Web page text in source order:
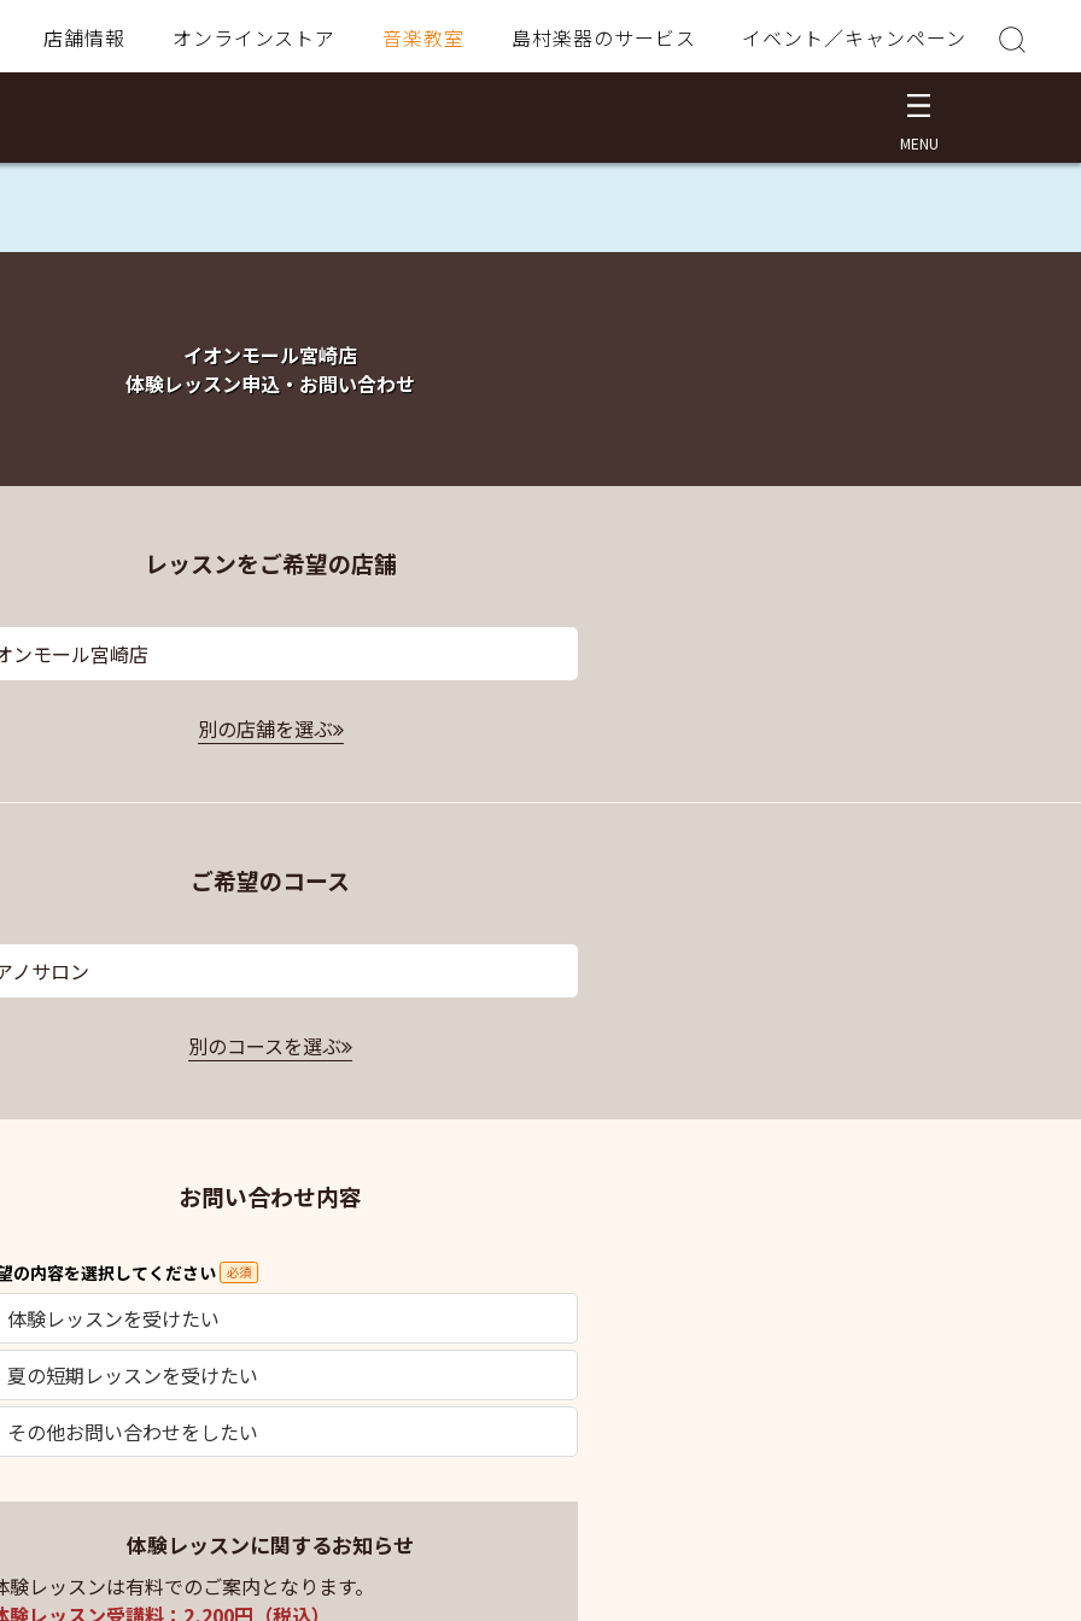
店舗情報 オンラインストア 音楽教室 島村楽器のサービス イベント／キャンペーン
イオンモール宮崎店
体験レッスン申込・お問い合わせ
レッスンをご希望の店舗
ンモール宮崎店
別の店舗を選ぶ
ご希望のコース
ノサロン
別のコースを選ぶ
お問い合わせ内容
の内容を選択してください 必須
体験レッスンを受けたい
夏の短期レッスンを受けたい
その他お問い合わせをしたい
体験レッスンに関するお知らせ
験レッスンは有料でのご案内となります。
験レッスン受講料：2,200円（税込）